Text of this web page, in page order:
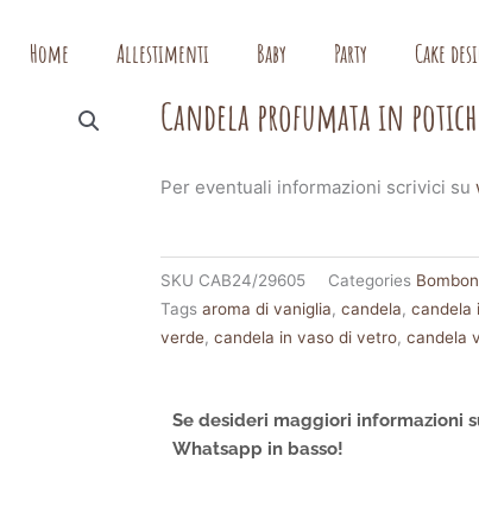
Home Allestimenti Baby Party Cake
Candela profumata in
Per eventuali informazioni scrivici su
SKU CAB24/29605 Categories
Tags aroma di vaniglia,candela,candela
verde,candela in vaso di vetro,candela
Se desideri maggiori informazioni
Whatsapp in basso!